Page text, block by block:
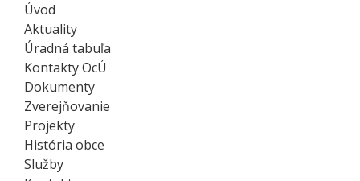
Úvod
Aktuality
Úradná tabuľa
Kontakty OcÚ
Dokumenty
Zverejňovanie
Projekty
História obce
Služby